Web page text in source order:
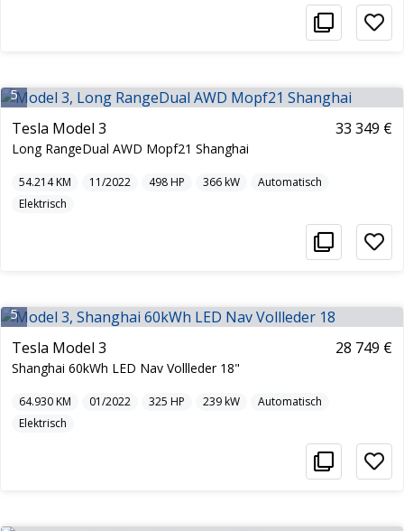
5
Tesla Model 3
Long RangeDual AWD Mopf21 Shanghai
33 349 €
54.214KM 11/2022 498HP 366kW
Automatisch
Elektrisch
5
Tesla Model 3
Shanghai 60kWh LED Nav Vollleder 18"
28 749 €
64.930KM 01/2022 325 HP 239kW
Automatisch
Elektrisch